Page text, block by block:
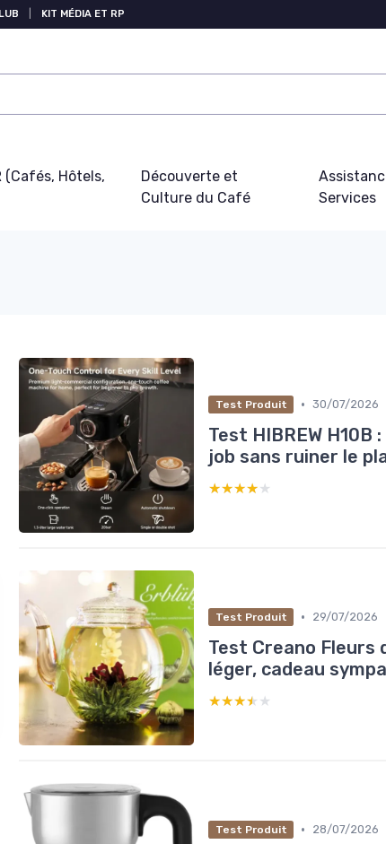
KIT MÉDIA ET RP
(Cafés, Hôtels,
Découverte et
Culture du Café
Services
Test Produit • 30/07/2026
Test HIBREW
job sans ruiner le
★★★★★
★★★★★
Test Produit • 29/07/2026
Test Creano Fleurs
léger, cadeau
★★★★★
★★★★★
Test Produit • 28/07/2026